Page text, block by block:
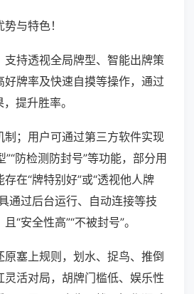
与特色！
支持透视全局牌型、智能出牌策
好牌率及快速自摸等操作，通过
提升胜率。
制；用户可通过第三方软件实现
”“防检测防封号”等功能，部分用
在“牌特别好”或“透视他人牌
通过后台运行、自动连接等技
“安全性高”“不被封号”。
塞上规则，划水、捉鸟、推倒
灵活对局，胡牌门槛低、娱乐性